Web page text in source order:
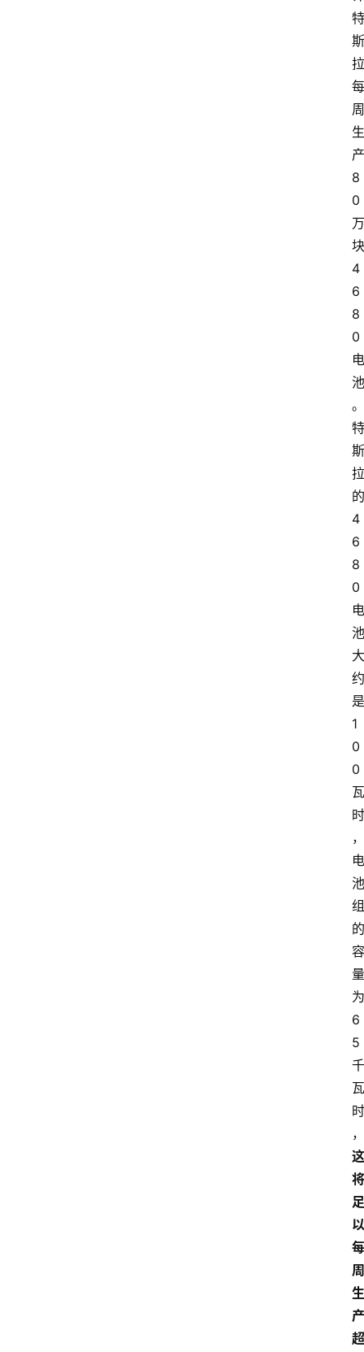
特
斯
拉
每
周
生
产
8
0
万
块
4
6
8
0
电
池
。
特
斯
拉
的
4
6
8
0
电
池
大
约
是
1
0
0
瓦
时
，
电
池
组
的
容
量
为
6
5
千
瓦
时
，
这
将
足
以
每
周
生
产
超